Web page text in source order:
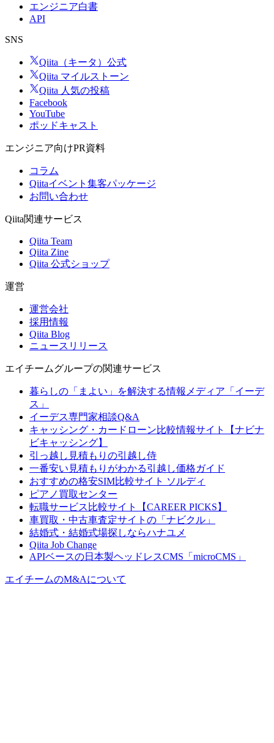
エンジニア白書
API
SNS
Qiita（キータ）公式
Qiita マイルストーン
Qiita 人気の投稿
Facebook
YouTube
ポッドキャスト
エンジニア向けPR資料
コラム
Qiitaイベント集客パッケージ
お問い合わせ
Qiita関連サービス
Qiita Team
Qiita Zine
Qiita 公式ショップ
運営
運営会社
採用情報
Qiita Blog
ニュースリリース
エイチームグループの関連サービス
暮らしの「まよい」を解決する情報メディア「イーデ
ス」
イーデス専門家相談Q&A
キャッシング・カードローン比較情報サイト【ナビナ
ビキャッシング】
引っ越し見積もりの引越し侍
一番安い見積もりがわかる引越し価格ガイド
おすすめの格安SIM比較サイト ソルディ
ピアノ買取センター
転職サービス比較サイト【CAREER PICKS】
車買取・中古車査定サイトの「ナビクル」
結婚式・結婚式場探しならハナユメ
Qiita Job Change
APIベースの日本製ヘッドレスCMS「microCMS」
エイチームのM&Aについて